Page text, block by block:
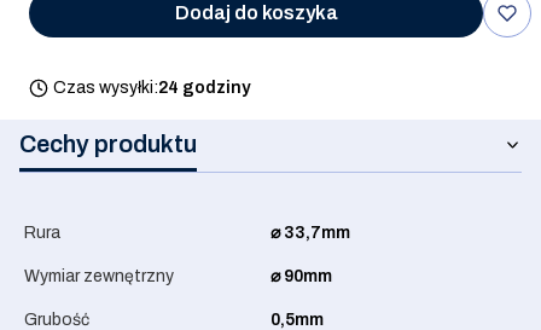
Dodaj do koszyka
Czas wysyłki:24 godziny
Cechy produktu
Rura ⌀ 33,7mm
Wymiar zewnętrzny ⌀ 90mm
Grubość 0,5mm